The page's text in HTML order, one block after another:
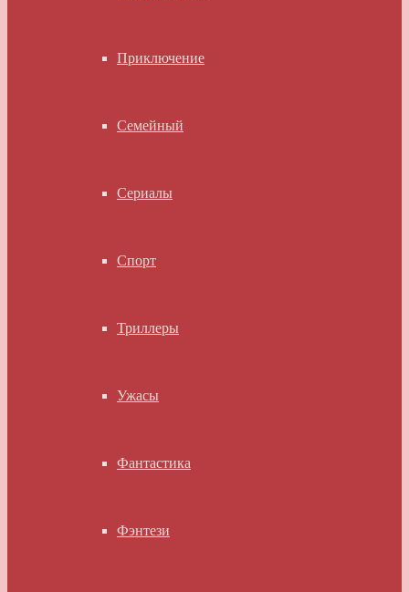
Приключение
Семейный
Сериалы
Спорт
Триллеры
Ужасы
Фантастика
Фэнтези